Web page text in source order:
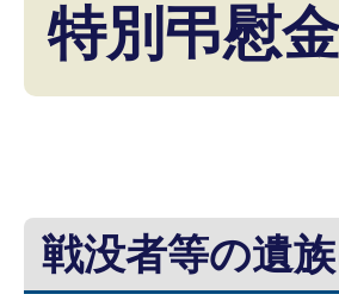
特別弔慰金
戦没者等の遺